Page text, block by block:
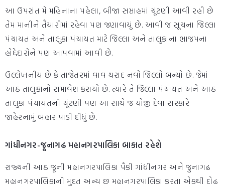
આ ઉપરાંત મે મહિનાના પહેલા, બીજા સપ્તાહમાં ચૂંટણી આવી રહી છે
તેમ માનીને તૈયારીમાં રહેવા પણ જણાવાયું છે. આવી જ સૂચના જિલ્લા
પંચાયત અને તાલુકા પંચાયત માટે જિલ્લા અને તાલુકાના ભાજપના
હોદ્દેદારોને પણ આપવામાં આવી છે.
ઉલ્લેખનીય છે કે તાજેતરમાં વાવ થરાદ નવો જિલ્લો બન્યો છે. જેમાં
આઠ તાલુકાનો સમાવેશ કરાયો છે. ત્યારે તે જિલ્લા પંચાયત અને આઠ
તાલુકા પંચાયતની ચૂંટણી પણ આ સાથે જ યોજી દેવા સરકારે
જાહેરનામું બહાર પાડી દીધું છે.
ગાંધીનગર-જૂનાગઢ મહાનગરપાલિકા બાકાત રહેશે
રાજ્યની આઠ જૂની મહાનગરપાલિકા પૈકી ગાંધીનગર અને જુનાગઢ
મહાનગરપાલિકાની મુદત અન્ય છ મહાનગરપાલિકા કરતા એકથી દોઢ